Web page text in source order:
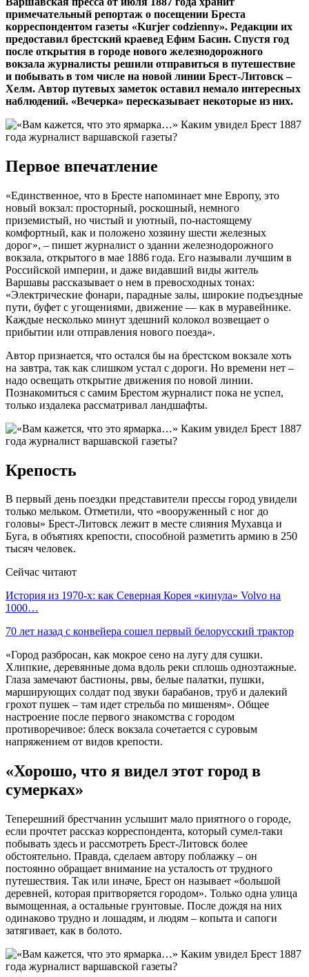
примечательный репортаж о посещении Бреста
корреспондентом газеты «Kurjer codzienny». Редакции их
предоставил брестский краевед Ефим Басин. Спустя год
после открытия в городе нового железнодорожного
вокзала журналисты решили отправиться в путешествие
и побывать в том числе на новой линии Брест-Литовск –
Хелм. Автор путевых заметок оставил немало интересных
наблюдений. «Вечерка» пересказывает некоторые из них.
Первое впечатление
«Единственное, что в Бресте напоминает мне Европу, это
новый вокзал: просторный, роскошный, немного
приземистый, но чистый и уютный, по-настоящему
комфортный, как и положено хозяину шести железных
дорог», – пишет журналист о здании железнодорожного
вокзала, открытого в мае 1886 года. Его называли лучшим в
Российской империи, и даже видавший виды житель
Варшавы рассказывает о нем в превосходных тонах:
«Электрические фонари, парадные залы, широкие подъездные
пути, буфет с угощениями, движение — как в муравейнике.
Каждые несколько минут здешний колокол возвещает о
прибытии или отправления нового поезда».
Автор признается, что остался бы на брестском вокзале хоть
на завтра, так как слишком устал с дороги. Но времени нет –
надо освещать открытие движения по новой линии.
Познакомиться с самим Брестом журналист пока не успел,
только издалека рассматривал ландшафты.
Крепость
В первый день поездки представители прессы город увидели
только мельком. Отметили, что «вооруженный с ног до
головы» Брест-Литовск лежит в месте слияния Мухавца и
Буга, в объятиях крепости, способной разметить армию в 250
тысяч человек.
Сейчас читают
История из 1970-х: как Северная Корея «кинула» Volvo на
1000…
70 лет назад с конвейера сошел первый белорусский трактор
«Город разбросан, как мокрое сено на лугу для сушки.
Хлипкие, деревянные дома вдоль реки сплошь одноэтажные.
Глаза замечают бастионы, рвы, белые палатки, пушки,
марширующих солдат под звуки барабанов, труб и далекий
грохот пушек – там идет стрельба по мишеням». Общее
настроение после первого знакомства с городом
противоречивое: блеск вокзала сочетается с суровым
напряжением от видов крепости.
«Хорошо, что я видел этот город в
сумерках»
Теперешний брестчанин услышит мало приятного о городе,
если прочтет рассказ корреспондента, который сумел-таки
побывать здесь и рассмотреть Брест-Литовск более
обстоятельно. Правда, сделаем автору поблажку – он
постоянно обращает внимание на усталость от трудного
путешествия. Так или иначе, Брест он называет «большой
деревней, которая притворяется городом». Только одна улица
вымощенная, а остальные грунтовые. После дождя на них
одинаково трудно и лошадям, и людям – копыта и сапоги
затягивает, как в болото.